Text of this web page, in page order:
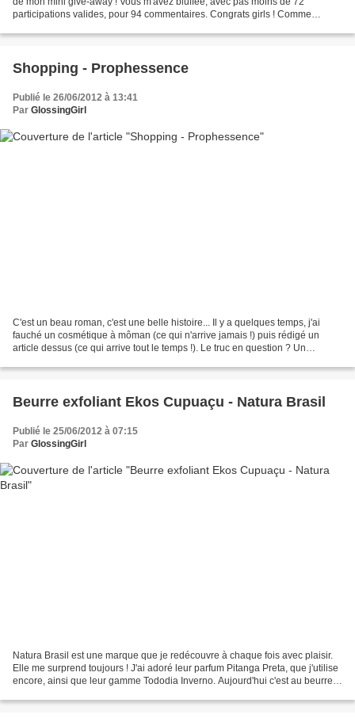
participations valides, pour 94 commentaires. Congrats girls ! Comme
Shopping - Prophessence
Publié le 26/06/2012 à 13:41
Par GlossingGirl
C'est un beau roman, c'est une belle histoire... Il y a quelques temps, j'ai
fauché un cosmétique à môman (ce qui n'arrive jamais !) puis rédigé un
article dessus (ce qui arrive tout le temps !). Le truc en question ? Un
Beurre exfoliant Ekos Cupuaçu - Natura Brasil
Publié le 25/06/2012 à 07:15
Par GlossingGirl
Natura Brasil est une marque que je redécouvre à chaque fois avec plaisir.
Elle me surprend toujours ! J'ai adoré leur parfum Pitanga Preta, que j'utilise
encore, ainsi que leur gamme Tododia Inverno. Aujourd'hui c'est au beurre